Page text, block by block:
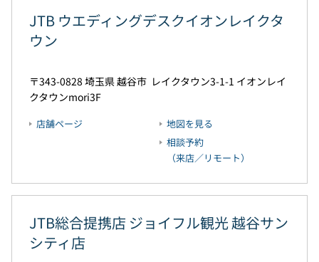
JTB ウエディングデスクイオンレイクタ
ウン
343-0828 埼玉県越谷市 レイクタウン3-1-1 イオンレイ
クタウンmori3F
店舗ページ
地図を見る
相談予約
（来店／リモート）
JTB総合提携店 ジョイフル観光 越谷サン
シティ店